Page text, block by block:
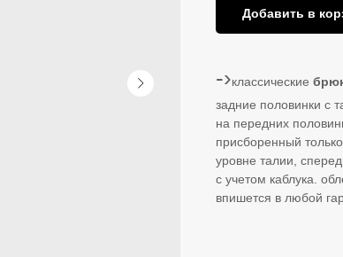
Добавить в
-›классические
задние половинки с
на передних
присборенный
уровне талии,
с учетом каблука.
впишется в любой